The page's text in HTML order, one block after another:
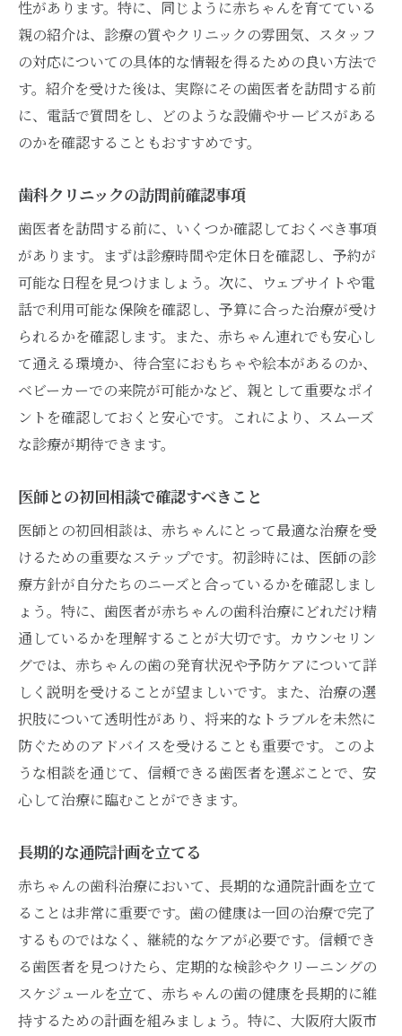
性があります。特に、同じように赤ちゃんを育てている
親の紹介は、診療の質やクリニックの雰囲気、スタッフ
の対応についての具体的な情報を得るための良い方法で
す。紹介を受けた後は、実際にその歯医者を訪問する前
に、電話で質問をし、どのような設備やサービスがある
のかを確認することもおすすめです。
歯科クリニックの訪問前確認事項
歯医者を訪問する前に、いくつか確認しておくべき事項
があります。まずは診療時間や定休日を確認し、予約が
可能な日程を見つけましょう。次に、ウェブサイトや電
話で利用可能な保険を確認し、予算に合った治療が受け
られるかを確認します。また、赤ちゃん連れでも安心し
て通える環境か、待合室におもちゃや絵本があるのか、
ベビーカーでの来院が可能かなど、親として重要なポイ
ントを確認しておくと安心です。これにより、スムーズ
な診療が期待できます。
医師との初回相談で確認すべきこと
医師との初回相談は、赤ちゃんにとって最適な治療を受
けるための重要なステップです。初診時には、医師の診
療方針が自分たちのニーズと合っているかを確認しまし
ょう。特に、歯医者が赤ちゃんの歯科治療にどれだけ精
通しているかを理解することが大切です。カウンセリン
グでは、赤ちゃんの歯の発育状況や予防ケアについて詳
しく説明を受けることが望ましいです。また、治療の選
択肢について透明性があり、将来的なトラブルを未然に
防ぐためのアドバイスを受けることも重要です。このよ
うな相談を通じて、信頼できる歯医者を選ぶことで、安
心して治療に臨むことができます。
長期的な通院計画を立てる
赤ちゃんの歯科治療において、長期的な通院計画を立て
ることは非常に重要です。歯の健康は一回の治療で完了
するものではなく、継続的なケアが必要です。信頼でき
る歯医者を見つけたら、定期的な検診やクリーニングの
スケジュールを立て、赤ちゃんの歯の健康を長期的に維
持するための計画を組みましょう。特に、大阪府大阪市